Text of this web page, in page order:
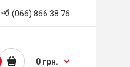
(066) 866 38 76
0 грн.